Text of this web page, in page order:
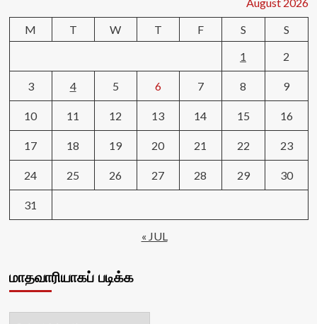
M
T W T F S
S
1
2
3 4 5 6 7 8 9
10 11 12 13 14 15 16
17 18 19 20 21 22 23
24 25 26 27 28 29 30
31
« JUL
மாதவாரியாகப் படிக்க